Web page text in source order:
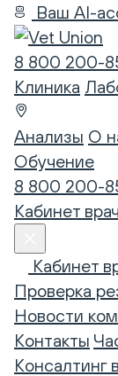
Ваш AI-
8 800 200-
Клиника
Анализы О
Обучение
8 800 200-
Кабинет
Кабинет
Проверка
Новости
Контакты
Консалтинг